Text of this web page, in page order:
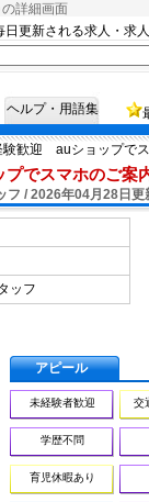
詳細画面
更新される求人・求
ヘルプ・用語集
験歓迎 auショップで
プでスマホのご
フ / 2026年04月28日更
ッフ
アピール
未経験者歓迎 交
学歴不問
育児休暇あり